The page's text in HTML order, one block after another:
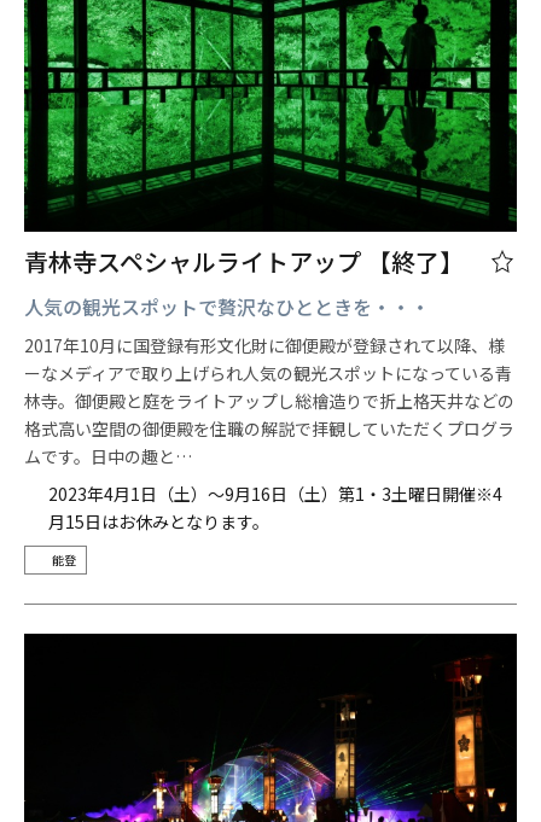
青林寺スペシャルライトアップ 【終了】
人気の観光スポットで贅沢なひとときを・・・
2017年10月に国登録有形文化財に御便殿が登録されて以降、様
ーなメディアで取り上げられ人気の観光スポットになっている青
林寺。御便殿と庭をライトアップし総檜造りで折上格天井などの
格式高い空間の御便殿を住職の解説で拝観していただくプログラ
ムです。日中の趣と…
2023年4月1日（土）～9月16日（土）第1・3土曜日開催※4
月15日はお休みとなります。
能登